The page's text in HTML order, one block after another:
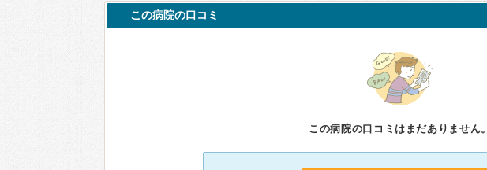
この病院の口コミ
この病院の口コミはまだありません。